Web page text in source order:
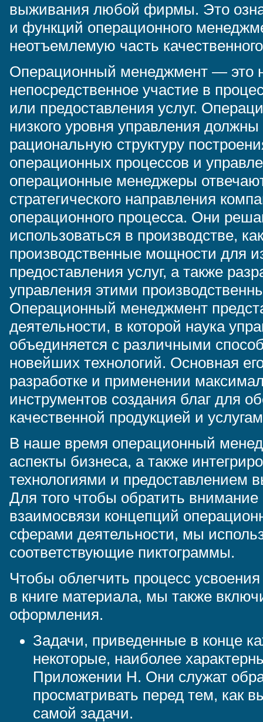
выживания любой фирмы. Это
и функций операционного
неотъемлемую часть
Операционный менеджмент — это
непосредственное участие в
или предоставления услуг.
низкого уровня управления
рациональную структуру
операционных процессов и
операционные менеджеры
стратегического направления
операционного процесса. Они
использоваться в производстве,
производственные мощности для
предоставления услуг, а также
управления этими
Операционный менеджмент
деятельности, в которой наука
объединяется с различными
новейших технологий. Основная
разработке и применении
инструментов создания благ для
качественной продукцией и
В наше время операционный
аспекты бизнеса, а также
технологиями и предоставлением
Для того чтобы обратить
взаимосвязи концепций
сферами деятельности, мы
соответствующие пиктограммы.
Чтобы облегчить процесс
в книге материала, мы также
оформления.
Задачи, приведенные в конце
некоторые, наиболее
Приложении H. Они служат
просматривать перед тем, как
самой задачи.